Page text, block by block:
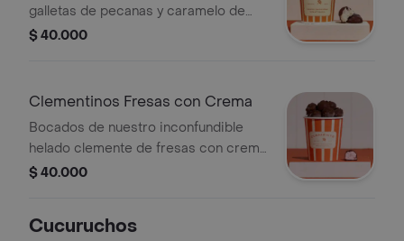
galletas de pecanas y caramelo de
felicidad bakery recubiertos en
$ 40.000
Clementinos Fresas con Crema
Bocados de nuestro inconfundible
helado clemente de fresas con crema
cubiertos con chocolate al 68 y
chocolate
$ 40.000
Cucuruchos